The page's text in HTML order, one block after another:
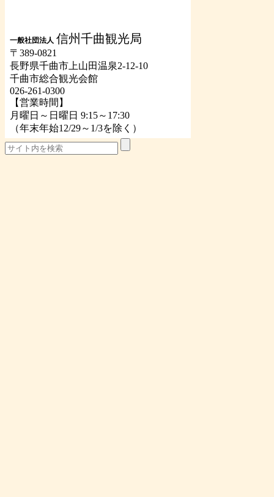
一般社団法人 信州千曲観光局
〒389-0821
長野県千曲市上山田温泉2-12-10
千曲市総合観光会館
026-261-0300
【営業時間】
月曜日～日曜日 9:15～17:30
（年末年始12/29～1/3を除く）